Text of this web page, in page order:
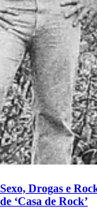
Sexo, Drogas e
de ‘Casa de Rock’